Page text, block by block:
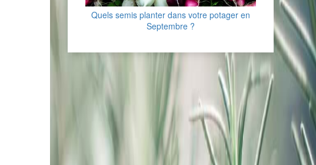
Quels semis planter dans votre potager en
Septembre ?